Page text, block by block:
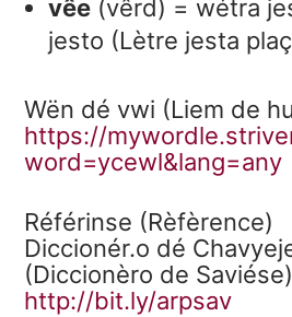
vêe (vêrd) = wétra
jesto (Lètre jesta
Wën dé vwi (Liem de
https://
word=ycewl&lang=any
Référinse (Rèfèrence)
Diccionér.o dé
(Diccionèro de Saviése)
http://bit.ly/arpsav